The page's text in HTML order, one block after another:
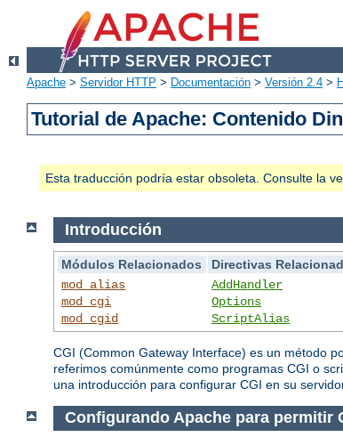
Apache > Servidor HTTP > Documentación > Versión 2.4 >
Tutorial de Apache: Contenido
Esta traducción podría estar obsoleta. Consulte la
Introducción
Módulos Relacionados
Directivas
mod_alias
mod_cgi
mod_cgid
AddHandler
Options
ScriptAlias
CGI (Common Gateway Interface) es un método
referimos comúnmente como programas CGI o
una introducción para configurar CGI en su
Configurando Apache para permitir